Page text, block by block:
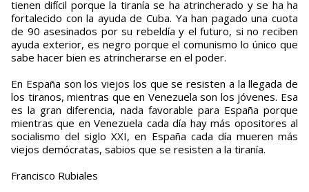
tienen difícil porque la tiranía se ha atrincherado y se ha ha
fortalecido con la ayuda de Cuba. Ya han pagado una cuota
de 90 asesinados por su rebeldía y el futuro, si no reciben
ayuda exterior, es negro porque el comunismo lo único que
sabe hacer bien es atrincherarse en el poder.
En España son los viejos los que se resisten a la llegada de
los tiranos, mientras que en Venezuela son los jóvenes. Esa
es la gran diferencia, nada favorable para España porque
mientras que en Venezuela cada día hay más opositores al
socialismo del siglo XXI, en España cada día mueren más
viejos demócratas, sabios que se resisten a la tiranía.
Francisco Rubiales